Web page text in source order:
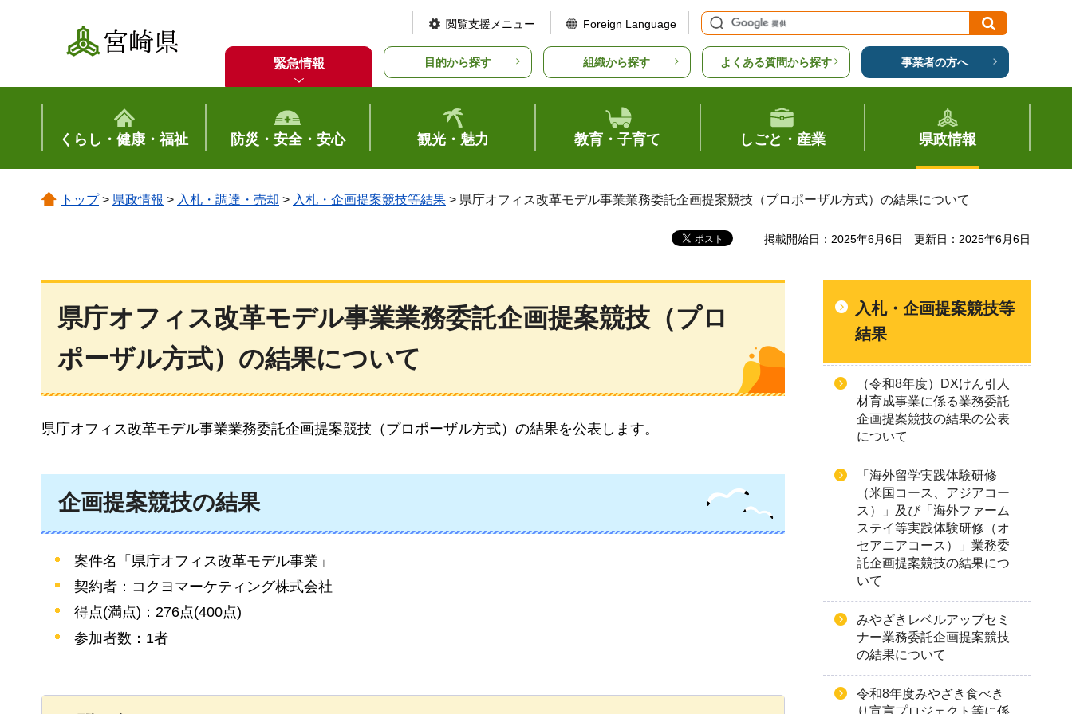
宮崎県
閲覧支援メニュー Foreign Language
緊急情報 目的から探す 組織から探す よくある質問から探す 事業者の方へ
くらし・健康・福祉 防災・安全・安心 観光・魅力 教育・子育て しごと・産業 県政情報
トップ> 県政情報 > 入札・調達・売却 > 入札・企画提案競技等結果 > 県庁オフィス改革モデル事業業務委託企画提案競技（プロポーザル方式）の結果について
掲載開始日：2025年6月6日 更新日：2025年6月6日
県庁オフィス改革モデル事業業務委託企画提案競技（プロ
ポーザル方式）の結果について
県庁オフィス改革モデル事業業務委託企画提案競技（プロポーザル方式）の結果を公表します。
企画提案競技の結果
案件名「県庁オフィス改革モデル事業」
契約者：コクヨマーケティング株式会社
得点(満点)：276点(400点)
参加者数：1者
入札・企画提案競技等
結果
（令和8年度）DXけん引人
材育成事業に係る業務委託
企画提案競技の結果の公表
について
「海外留学実践体験研修
（米国コース、アジアコー
ス）」及び「海外ファーム
ステイ等実践体験研修（オ
セアニアコース）」業務委
託企画提案競技の結果につ
いて
みやざきレベルアップセミ
ナー業務委託企画提案競技
の結果について
令和8年度みやざき食べき
り宣言プロジェクト等に係